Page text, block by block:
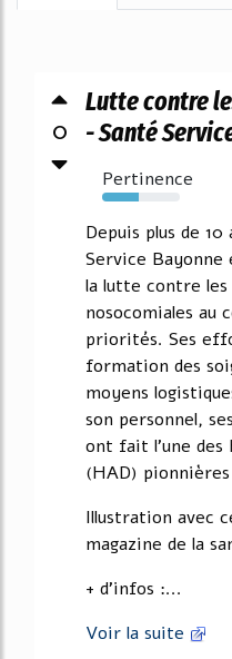
0
Lutte contre
- Santé
Pertinence
47%
Depuis plus de 10
Service Bayonne
la lutte contre
nosocomiales au
priorités. Ses
formation des
moyens
son personnel,
ont fait l'une des
(HAD)
Illustration avec
magazine de la
+ d'infos :...
Voir la suite